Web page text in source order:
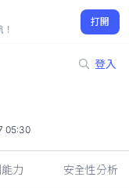
打開
登入
05:30
力 安全性分析